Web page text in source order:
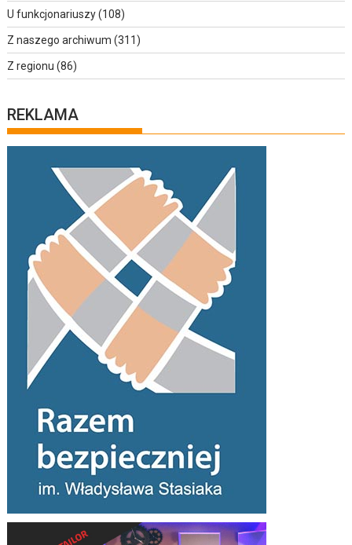
U funkcjonariuszy(108)
Z naszego archiwum (311)
Z regionu (86)
REKLAMA